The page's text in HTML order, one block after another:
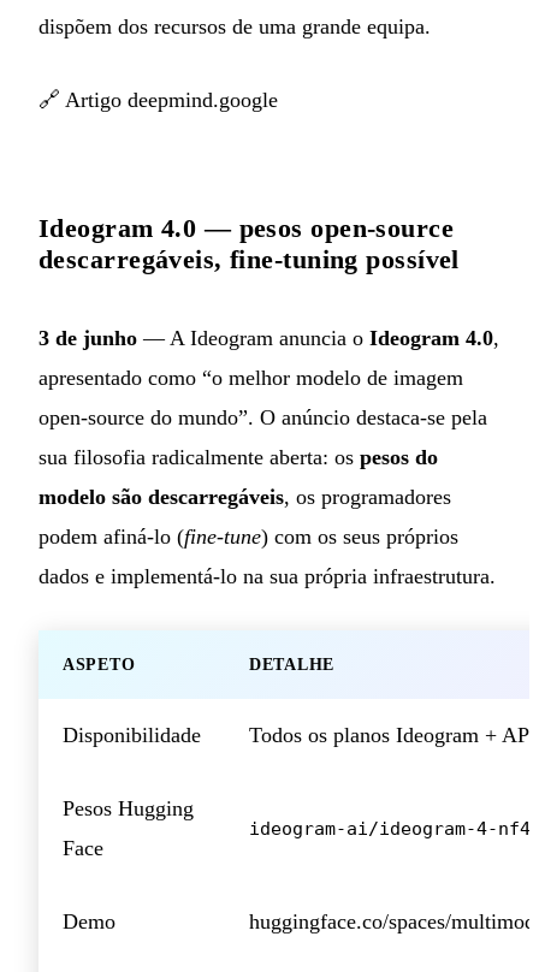
dispõem dos recursos de uma grande equipa.
🔗 Artigo deepmind.google
Ideogram 4.0 — pesos open-source
descarregáveis, fine-tuning possível
3 de junho — A Ideogram anuncia o Ideogram 4.0,
apresentado como “o melhor modelo de imagem
open-source do mundo”. O anúncio destaca-se pela
sua filosofia radicalmente aberta: os pesos do
modelo são descarregáveis, os programadores
podem afiná-lo (fine-tune) com os seus próprios
dados e implementá-lo na sua própria infraestrutura.
ASPETO DETALHE
Disponibilidade Todos os planos Ideogram +
Pesos Hugging
Face
ideogram-ai/ideogram-4-nf4
Demo huggingface.co/spaces/